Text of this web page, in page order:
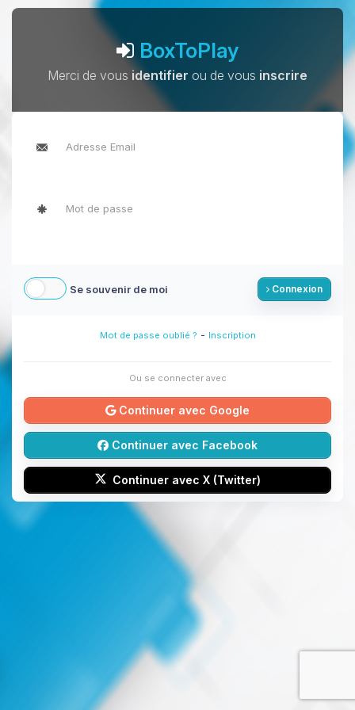
BoxToPlay
Merci de vous identifier ou de vous inscrire
Se souvenir de moi Connexion
Mot de passe oublié ? - Inscription
Ou se connecter avec
Continuer avec Google
Continuer avec Facebook
Continuer avec X (Twitter)